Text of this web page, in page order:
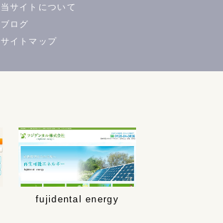
当サイトについて
ブログ
サイトマップ
fujidental energy